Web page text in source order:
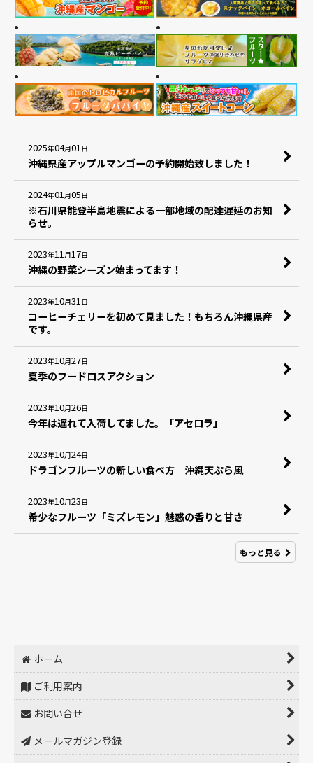
2025年04月01日
沖縄県産アップルマンゴーの予約開始致しました！
2024年01月05日
※石川県能登半島地震による一部地域の配達遅延のお知
らせ。
2023年11月17日
沖縄の野菜シーズン始まってます！
2023年10月31日
コーヒーチェリーを初めて見ました！もちろん沖縄県産
です。
2023年10月27日
夏季のフードロスアクション
2023年10月26日
今年は遅れて入荷してました。「アセロラ」
2023年10月24日
ドラゴンフルーツの新しい食べ方 沖縄天ぷら風
2023年10月23日
希少なフルーツ「ミズレモン」魅惑の香りと甘さ
もっと見る
ホーム
ご利用案内
お問い合せ
メールマガジン登録